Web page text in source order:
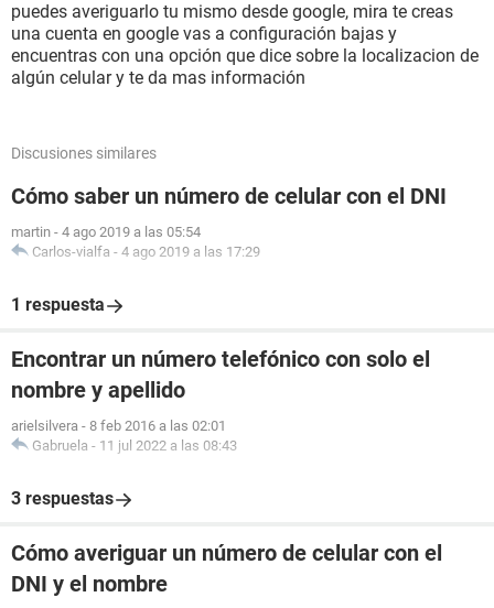
puedes averiguarlo tu mismo desde google, mira te creas
una cuenta en google vas a configuración bajas y
encuentras con una opción que dice sobre la localizacion de
algún celular y te da mas información
Discusiones similares
Cómo saber un número de celular con el DNI
martin - 4 ago 2019 a las 05:54
Carlos-vialfa - 4 ago 2019 a las 17:29
1 respuesta
Encontrar un número telefónico con solo el
nombre y apellido
arielsilvera - 8 feb 2016 a las 02:01
Gabruela - 11 jul 2022 a las 08:43
3 respuestas
Cómo averiguar un número de celular con el
DNI y el nombre